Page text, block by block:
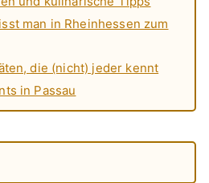
man in Rheinhessen zum
die (nicht) jeder kennt
in Passau